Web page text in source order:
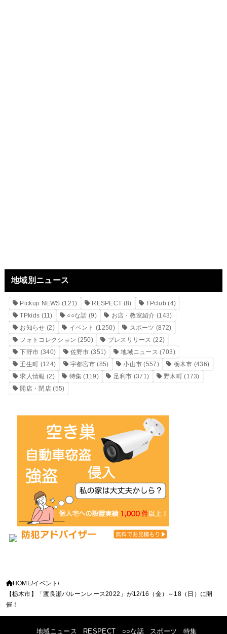
地域別ニュース
Pickup NEWS (121) RESPECT (8) TPclub (4)
TPkids (11) ○○な話 (9) お店・教室紹介 (143)
お知らせ (2) イベント (1250) スポーツ (872)
フォトコレクション (250) プレスリリース (22)
下野市 (340) 佐野市 (351) 地域ニュース (703)
壬生町 (124) 宇都宮市 (85) 小山市 (557) 栃木市 (436)
求人情報 (2) 特集 (119) 足利市 (371) 野木町(173)
開店・閉店(55)
HOME イベント
【栃木市】「渡良瀬バルーンレース2022」が12/16（金）～18（日）に開
催！
地域ニュース RESPECT ○○な話 スポーツ 特集